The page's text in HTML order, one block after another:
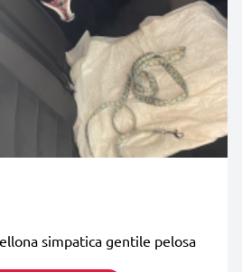
simpatica gentile pelosa